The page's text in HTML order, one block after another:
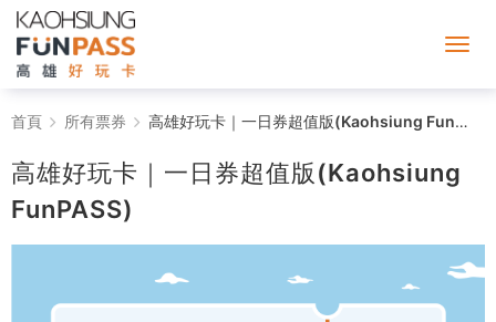
高
雄
好
玩
首頁 所有票券 高雄好玩卡｜一日券超值版(Kaohsiung FunPASS)
高雄好玩卡｜一日券超值版(Kaohsiung
FunPASS)